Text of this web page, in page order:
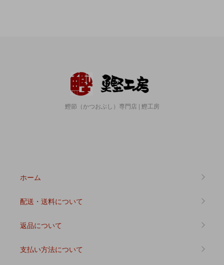
鰹節（かつおぶし）専門店 | 鰹工房
ホーム
配送・送料について
返品について
支払い方法について